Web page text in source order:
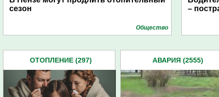
сезон
Общество
–
ОТОПЛЕНИЕ (297) АВАРИЯ (2555)